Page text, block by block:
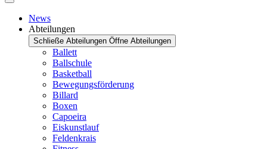
News
Abteilungen
Schließe Abteilungen Öffne Abteilungen
Ballett
Ballschule
Basketball
Bewegungsförderung
Billard
Boxen
Capoeira
Eiskunstlauf
Feldenkrais